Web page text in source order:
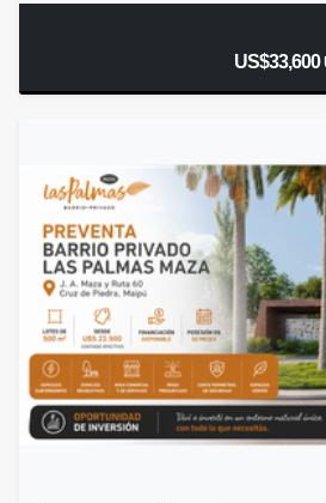
US$33,600